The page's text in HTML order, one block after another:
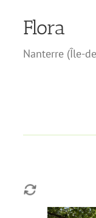
Flora
Nanterre(Île-